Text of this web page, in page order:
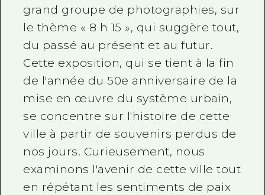
grand groupe de photographies, sur
le thème « 8 h 15 », qui suggère tout,
du passé au présent et au futur.
Cette exposition, qui se tient à la fin
de l'année du 50e anniversaire de la
mise en œuvre du système urbain,
se concentre sur l'histoire de cette
ville à partir de souvenirs perdus de
nos jours. Curieusement, nous
examinons l'avenir de cette ville tout
en répétant les sentiments de paix